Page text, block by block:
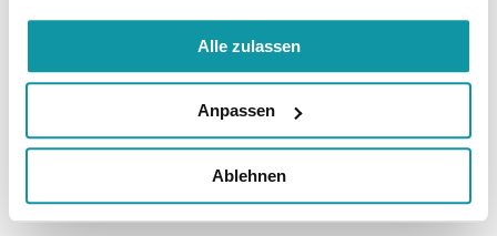
Alle zulassen
Anpassen
Ablehnen